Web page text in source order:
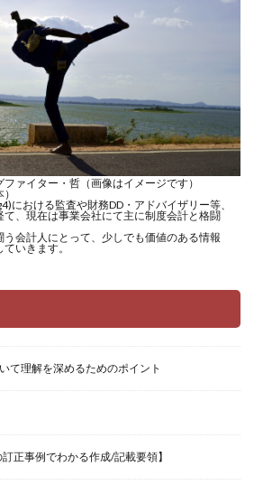
ファイター・哲（画像はイメージです）
における監査や財務DD・アドバイザリー等、
て、現在は事業会社にて主に制度会計と格闘
う会計人にとって、少しでも価値のある情報
いきます。
て理解を深めるためのポイント
正事例でわかる作成/記載要領】